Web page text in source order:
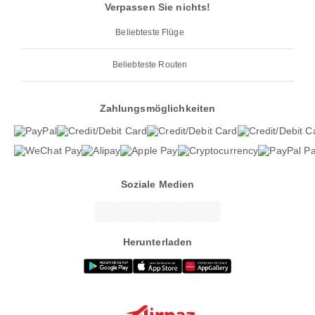
Verpassen Sie nichts!
Beliebteste Flüge
Beliebteste Routen
Zahlungsmöglichkeiten
Soziale Medien
Herunterladen